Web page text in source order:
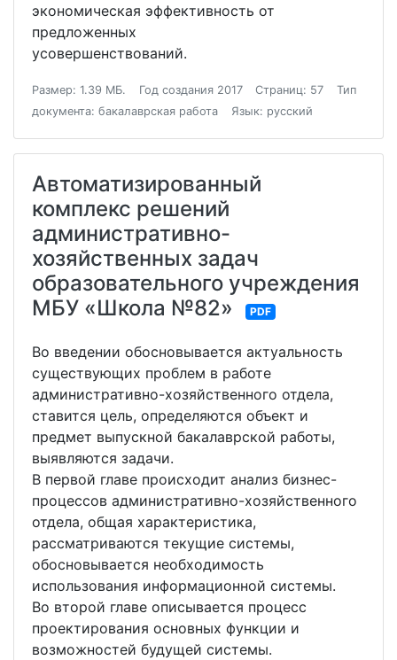
экономическая эффективность от
предложенных
усовершенствований.
Размер: 1.39 МБ. Год создания 2017 Страниц: 57
Тип
документа: бакалаврская работа
Язык: русский
Автоматизированный
комплекс решений
административно-
хозяйственных задач
образовательного учреждения
МБУ «Школа №82»
PDF
Во введении обосновывается актуальность
существующих проблем в работе
административно-хозяйственного отдела,
ставится цель, определяются объект и
предмет выпускной бакалаврской работы,
выявляются задачи.
В первой главе происходит анализ бизнес-
процессов административно-хозяйственного
отдела, общая характеристика,
рассматриваются текущие системы,
обосновывается необходимость
использования информационной системы.
Во второй главе описывается процесс
проектирования основных функции и
возможностей будущей системы.